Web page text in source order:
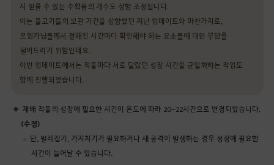
시 얻을 수 있는 수확물의 개수도 상향 조정됩니다.
이는 물고기들의 보관 기간을 상향했던 지난 업데이트와 마찬가지로,
모험가님들께서 정해진 시간마다 확인해야 하는 요소들에 대한 부담을
덜어드리기 위함인데요.
이번 업데이트에서는 작물마다 서로 달랐던 성장 시간을 균일화하는 작업도
함께 진행되었습니다.
재배 작물의 성장에 필요한 시간이 온도에 따라 20~22시간으로 변경되었습니다.
(수정)
단, 벌레잡기, 가지치기가 필요하거나 새 공격이 발생하는 경우 성장에 필요한
시간이 늘어날 수 있습니다.